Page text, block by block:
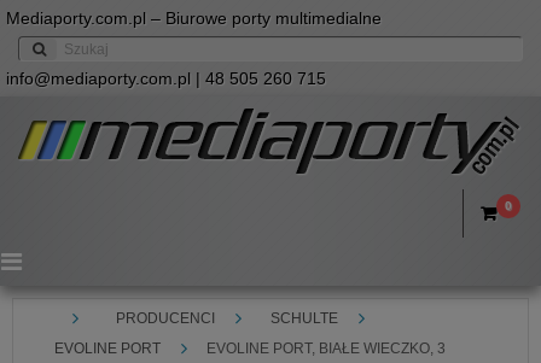
Mediaporty.com.pl – Biurowe porty multimedialne
info@mediaporty.com.pl | 48 505 260 715
0
Menu
PRODUCENCI
SCHULTE
EVOLINE PORT
EVOLINE PORT, BIAŁE WIECZKO, 3